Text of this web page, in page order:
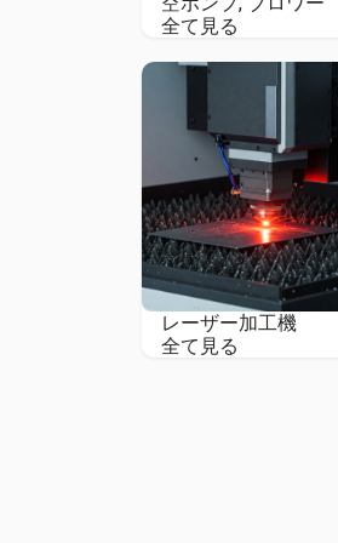
全て見る
レーザー加工機
全て見る